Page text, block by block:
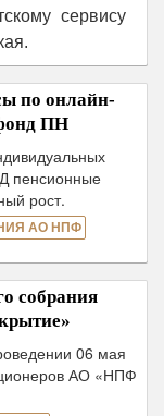
сервису
по онлайн-
ПН
пенсионные
рост.
АО НПФ
собрания
06 мая
АО «НПФ